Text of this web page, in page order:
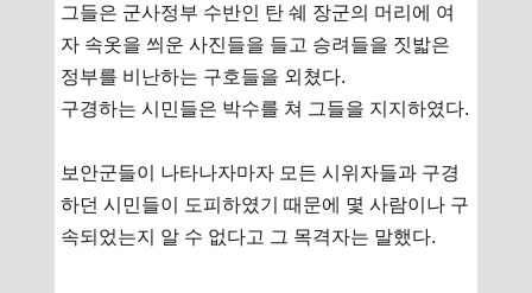
그들은 군사정부 수반인 탄 쉐 장군의 머리에 여
자 속옷을 씌운 사진들을 들고 승려들을 짓밟은
정부를 비난하는 구호들을 외쳤다.
구경하는 시민들은 박수를 쳐 그들을 지지하였다.
보안군들이 나타나자마자 모든 시위자들과 구경
하던 시민들이 도피하였기 때문에 몇 사람이나 구
속되었는지 알 수 없다고 그 목격자는 말했다.